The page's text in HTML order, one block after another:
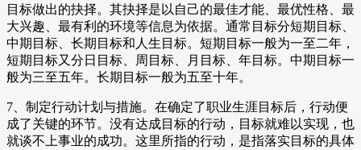
目标做出的抉择。其抉择是以自己的最佳才能、最优性格、最
大兴趣、最有利的环境等信息为依据。通常目标分短期目标、
中期目标、长期目标和人生目标。短期目标一般为一至二年，
短期目标又分日目标、周目标、月目标、年目标。中期目标一
般为三至五年。长期目标一般为五至十年。
7、制定行动计划与措施。在确定了职业生涯目标后，行动便
成了关键的环节。没有达成目标的行动，目标就难以实现，也
就谈不上事业的成功。这里所指的行动，是指落实目标的具体